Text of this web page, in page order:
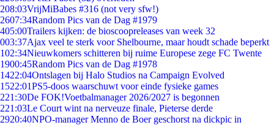
208:03VrijMiBabes #316 (not very sfw!)
2607:34Random Pics van de Dag #1979
405:00Trailers kijken: de bioscoopreleases van week 32
003:37Ajax veel te sterk voor Shelbourne, maar houdt schade beperkt
102:34Nieuwkomers schitteren bij ruime Europese zege FC Twente
1900:45Random Pics van de Dag #1978
1422:04Ontslagen bij Halo Studios na Campaign Evolved
1522:01PS5-doos waarschuwt voor einde fysieke games
221:30De FOK!Voetbalmanager 2026/2027 is begonnen
221:03Le Court wint na nerveuze finale, Pieterse derde
2920:40NPO-manager Menno de Boer geschorst na dickpic in